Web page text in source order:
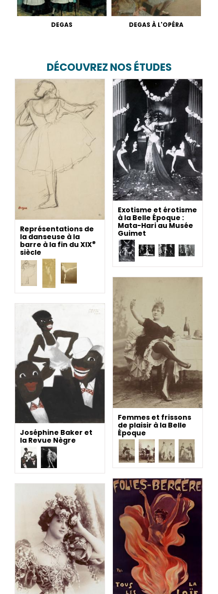
DEGAS DEGAS À L'OPÉRA
DÉCOUVREZ NOS ÉTUDES
Représentations de
la danseuse à la
barre à la fin du XIXe
siècle
Exotisme et érotisme
à la Belle Époque :
Mata-Hari au Musée
Guimet
Femmes et frissons
de plaisir à la Belle
Époque
Joséphine Baker et
la Revue Nègre